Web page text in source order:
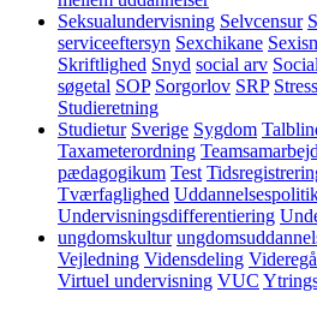
Seksualundervisning Selvcensur
serviceeftersyn Sexchikane
Skriftlighed Snyd social arv
søgetal SOP Sorgorlov SRP Stress
Studieretning
Studietur Sverige Sygdom
Taxameterordning
pædagogikum Test
Tværfaglighed
Undervisningsdifferentiering
ungdomskultur
Vejledning Vidensdeling
Virtuel undervisning VUC